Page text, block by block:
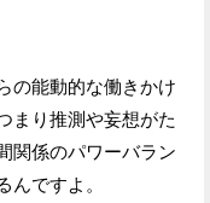
の能動的な働きかけ
り推測や妄想がた
関係のパワーバラン
んですよ。